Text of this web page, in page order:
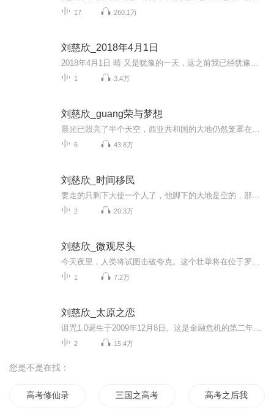
17 260.1万
刘慈欣_2018年4月1日
1 3.4万
刘慈欣_guang荣与梦想
6 43.8万
刘慈欣_时间移民
2 20.3万
刘慈欣_微观尽头
1 7.2万
刘慈欣_太原之恋
2 15.4万
您是不是在找：
高考修仙录 三国之高考落榜生 高考之后我成为